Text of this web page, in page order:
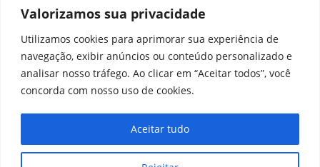
Valorizamos sua privacidade
Utilizamos cookies para aprimorar sua experiência de
navegação, exibir anúncios ou conteúdo personalizado e
analisar nosso tráfego. Ao clicar em “Aceitar todos”, você
concorda com nosso uso de cookies.
Aceitar tudo
Contato Home Aviso legal Configurações de cookies
Equipe Perfil Política de cookies Serviços